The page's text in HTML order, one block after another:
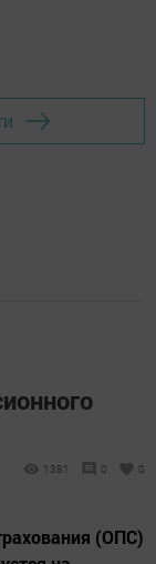
1381 0 0
(ОПС)